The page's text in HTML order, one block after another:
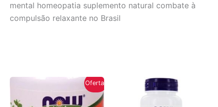
mental homeopatia suplemento natural combate à
compulsão relaxante no Brasil
Oferta!